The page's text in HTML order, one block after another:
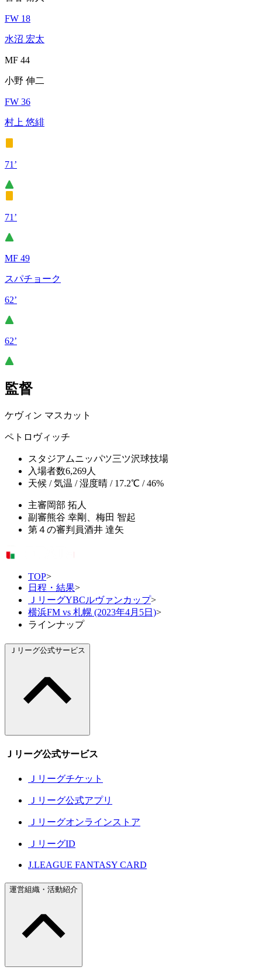
FW 18
水沼 宏太
MF 44
小野 伸二
FW 36
村上 悠緋
71’
71’
MF 49
スパチョーク
62’
62’
監督
ケヴィン マスカット
ペトロヴィッチ
スタジアムニッパツ三ツ沢球技場
入場者数6,269人
天候 / 気温 / 湿度晴 / 17.2℃ / 46%
主審岡部 拓人
副審熊谷 幸剛、梅田 智起
第４の審判員酒井 達矢
TOP>
日程・結果>
ＪリーグYBCルヴァンカップ>
横浜FM vs 札幌 (2023年4月5日)>
ラインナップ
Ｊリーグ公式サービス
Ｊリーグ公式サービス
Ｊリーグチケット
Ｊリーグ公式アプリ
Ｊリーグオンラインストア
ＪリーグID
J.LEAGUE FANTASY CARD
運営組織・活動紹介